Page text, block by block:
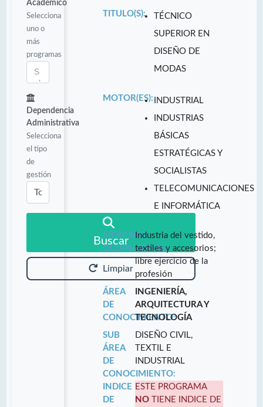
Académico
Selecciona
uno o
más
programas
Dependencia
Administrativa
Selecciona
el tipo
de
gestión
Buscar
Limpiar
TITULO(S):
TÉCNICO
SUPERIOR EN
DISEÑO DE
MODAS
MOTOR(ES): INDUSTRIAL
INDUSTRIAS
BÁSICAS
ESTRATÉGICAS Y
SOCIALISTAS
TELECOMUNICACIONES
E INFORMÁTICA
MERCADO
OCUPACIONAL:
Industria del vestido,
textiles y accesorios;
libre ejercicio de la
profesión
ÁREA
DE
CONOCIMIENTO:
INGENIERÍA,
ARQUITECTURA Y
TECNOLOGÍA
SUB
ÁREA
DE
CONOCIMIENTO:
DISEÑO CIVIL,
TEXTIL E
INDUSTRIAL
INDICE
DE
ESTE PROGRAMA
NO TIENE INDICE DE